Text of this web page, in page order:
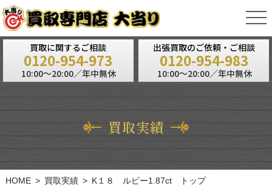
買取に関するご相談
0120-954-973
10:00～20:00／年中無休
出張買取のご依頼・ご相談
0120-954-983
10:00～20:00／年中無休
買取実績
HOME 買取実績 K１８ ルビー1.87ct トップ